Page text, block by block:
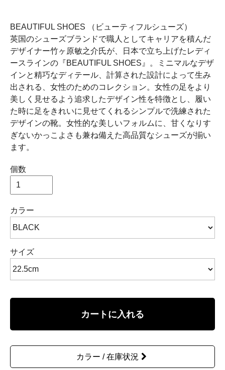
BEAUTIFUL SHOES （ビューティフルシューズ）
英国のシューズブランドで職人としてキャリアを積んだ
デザイナー竹ヶ原敏之介氏が、日本で立ち上げたレディ
ースラインの『BEAUTIFUL SHOES』。ミニマルなデザ
インと精巧なディテール、計算された設計によって生み
出される、女性のためのコレクション。女性の足をより
美しく見せるよう追求したデザイン性を特徴とし、履い
た時に足をきれいに見せてくれるシンプルで洗練された
デザインの靴。女性的な美しいフォルムに、甘くなりす
ぎないかっこよさも兼ね備えた高品質なシューズが揃い
ます。
個数
カラー
サイズ
カートに入れる
カラー / 在庫状況